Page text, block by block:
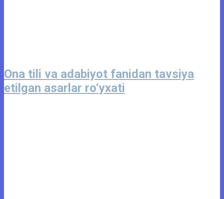
Ona tili va adabiyot fanidan tavsiya
etilgan asarlar ro‘yxati